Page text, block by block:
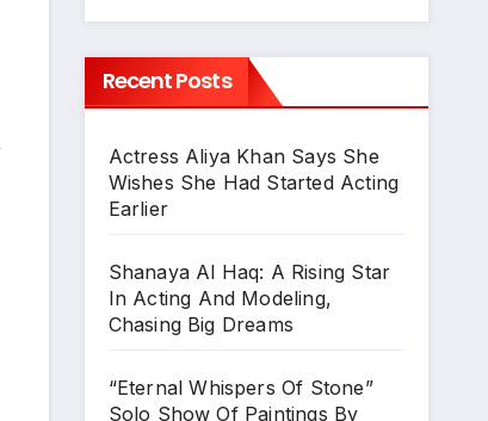
Recent Posts
Actress Aliya Khan Says She
Wishes She Had Started Acting
Earlier
Shanaya Al Haq: A Rising Star
In Acting And Modeling,
Chasing Big Dreams
“Eternal Whispers Of Stone”
Solo Show Of Paintings By